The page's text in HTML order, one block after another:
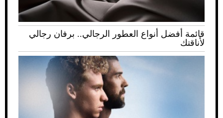
قائمة أفضل أنواع العطور الرجالي.. برفان رجالي
لأناقتك